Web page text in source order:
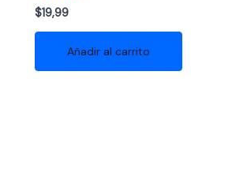
$19,99
Añadir al carrito